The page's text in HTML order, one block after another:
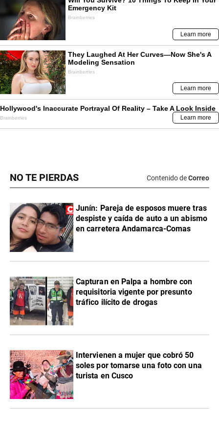
NO TE PIERDAS Contenido deCorreo
Junín: Pareja de esposos muere tras
despiste y caída de auto a un abismo
en carretera Andamarca-Comas
Capturan en Palpa a hombre con
requisitoria vigente por presunto
tráfico ilícito de drogas
Intervienen a mujer que cobró 50
soles por tomarse una foto con una
turista en Cusco